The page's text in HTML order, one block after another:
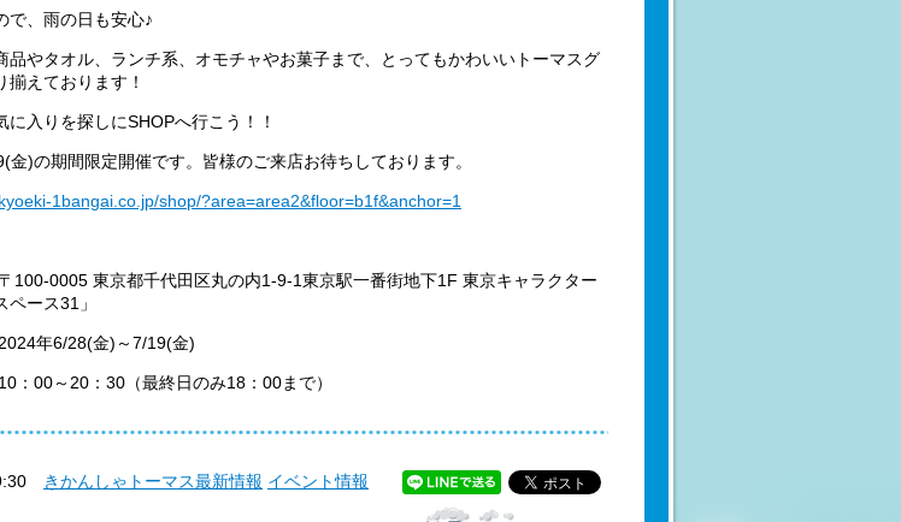
で、雨の日も安心♪
品やタオル、ランチ系、オモチャやお菓子まで、とってもかわいいトーマスグ
揃えております！
に入りを探しにSHOPへ行こう！！
金)の期間限定開催です。皆様のご来店お待ちしております。
1bangai.co.jp/shop/?area=area2&floor=b1f&anchor=1
〒100-0005 東京都千代田区丸の内1-9-1東京駅一番街地下1F 東京キャラクター
ペース31」
年6/28(金)～7/19(金)
：00～20：30（最終日のみ18：00まで）
きかんしゃトーマス最新情報 イベント情報